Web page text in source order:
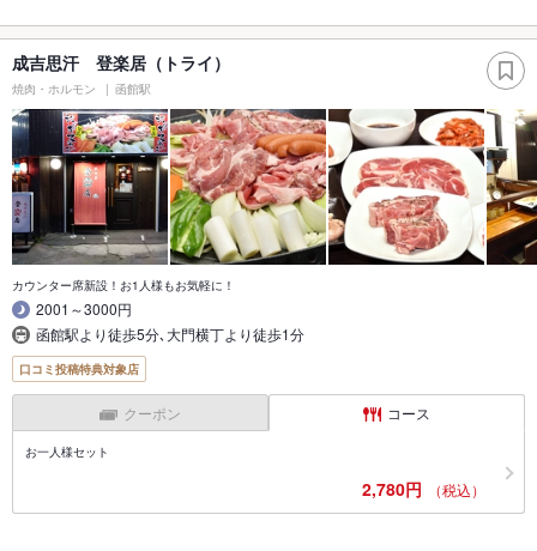
成吉思汗 登楽居（トライ）
焼肉・ホルモン 函館駅
カウンター席新設！お1人様もお気軽に！
2001～3000円
函館駅より徒歩5分､大門横丁より徒歩1分
口コミ投稿特典対象店
クーポン コース
お一人様セット
2,780円 （税込）